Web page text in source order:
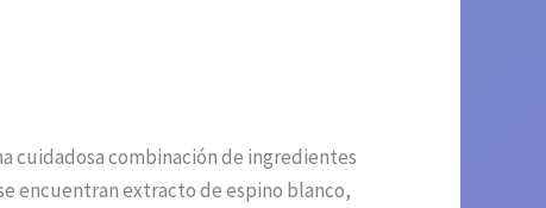
cuidadosa combinación de ingredientes
encuentran extracto de espino blanco,